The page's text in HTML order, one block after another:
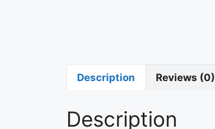
Description Reviews (0)
Description